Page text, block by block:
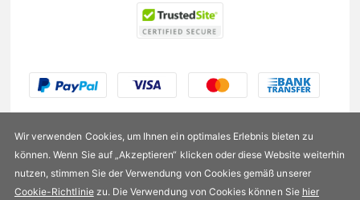
Wir verwenden Cookies, um Ihnen ein optimales Erlebnis bieten zu
können. Wenn Sie auf „Akzeptieren“ klicken oder diese Website weiterhin
nutzen, stimmen Sie der Verwendung von Cookies gemäß unserer
Cookie-Richtliniezu. Die Verwendung von Cookies können Sie hier